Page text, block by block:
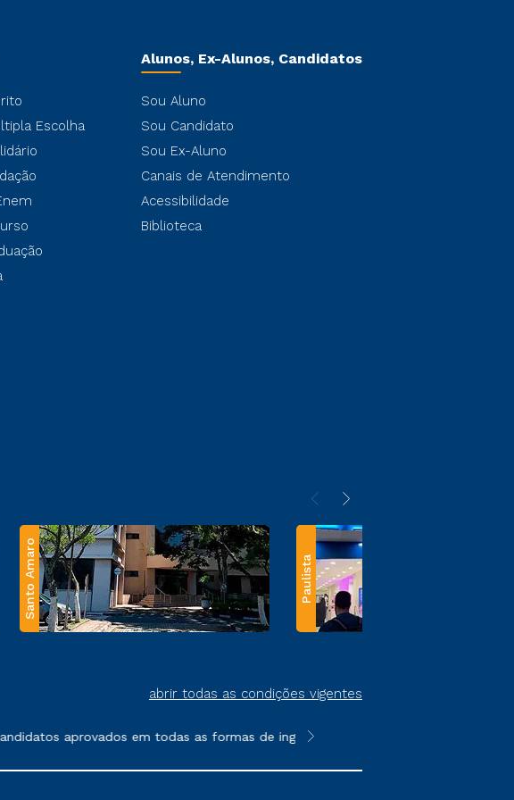
Escolha
Alunos, Ex-Alunos, Candidatos
Sou Aluno
Sou Candidato
Sou Ex-Aluno
Canais de Atendimento
Acessibilidade
Biblioteca
Santo Amaro Paulista
abrir todas as condições vigentes
aprovados em todas as formas de ingresso, exceto na prova on-line ou
**Semipresencial e EAD são